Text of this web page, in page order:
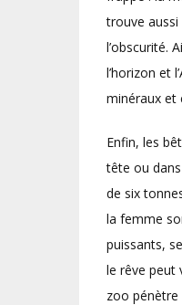
trouve aussi
l’obscurité.
l’horizon et
minéraux et
Enfin, les
tête ou
de six
la femme
puissants,
le rêve peut
zoo pénètre